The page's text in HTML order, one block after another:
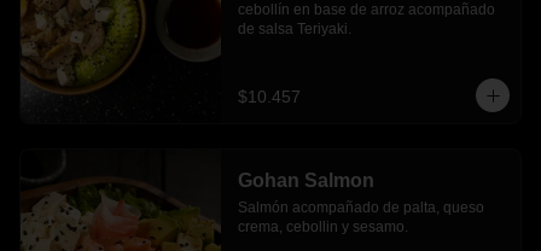
cebollín en base de arroz acompañado
de salsa Teriyaki.
$10.457
Gohan Salmon
Salmón acompañado de palta, queso
crema, cebollin y sesamo.